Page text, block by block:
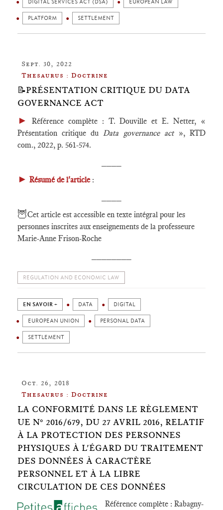
DIGITAL SERVICES ACT (DSA) EUROPEAN LAW
PLATFORM SETTLEMENT
Sept. 30, 2022
Thesaurus : Doctrine
📝PRÉSENTATION CRITIQUE DU DATA
GOVERNANCE ACT
►
Référence complète : T. Douville et E. Netter, «
Présentation critique duData governance act», RTD
com., 2022, p. 561-574.
► Résumé de l'article:
🦉Cet article est accessible en texte intégral pour les
personnes inscrites aux enseignements de la professeure
Marie-Anne Frison-Roche
REGULATION AND ECONOMIC LAW
EN SAVOIR + DATA DIGITAL
EUROPEAN UNION PERSONAL DATA
SETTLEMENT
Oct. 26, 2018
Thesaurus : Doctrine
LA CONFORMITÉ DANS LE RÈGLEMENT
UE N° 2016/679, DU 27 AVRIL 2016, RELATIF
À LA PROTECTION DES PERSONNES
PHYSIQUES À L'ÉGARD DU TRAITEMENT
DES DONNÉES À CARACTÈRE
PERSONNEL ET À LA LIBRE
CIRCULATION DE CES DONNÉES
Référence complète : Rabagny-